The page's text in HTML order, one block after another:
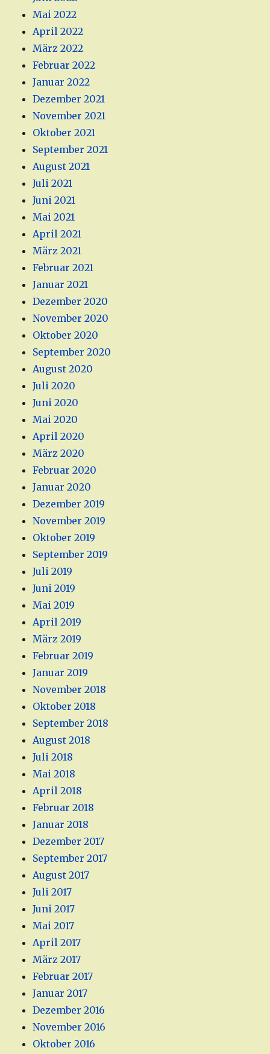
Mai 2022
April 2022
März 2022
Februar 2022
Januar 2022
Dezember 2021
November 2021
Oktober 2021
September 2021
August 2021
Juli 2021
Juni 2021
Mai 2021
April 2021
März 2021
Februar 2021
Januar 2021
Dezember 2020
November 2020
Oktober 2020
September 2020
August 2020
Juli 2020
Juni 2020
Mai 2020
April 2020
März 2020
Februar 2020
Januar 2020
Dezember 2019
November 2019
Oktober 2019
September 2019
Juli 2019
Juni 2019
Mai 2019
April 2019
März 2019
Februar 2019
Januar 2019
November 2018
Oktober 2018
September 2018
August 2018
Juli 2018
Mai 2018
April 2018
Februar 2018
Januar 2018
Dezember 2017
September 2017
August 2017
Juli 2017
Juni 2017
Mai 2017
April 2017
März 2017
Februar 2017
Januar 2017
Dezember 2016
November 2016
Oktober 2016